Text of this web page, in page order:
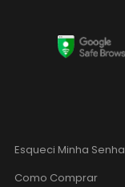
Esqueci Minha Senha
Como Comprar